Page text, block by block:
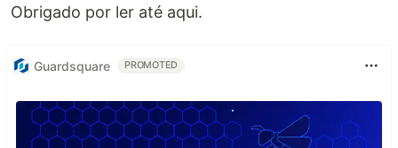
Obrigado por ler até aqui.
Guardsquare PROMOTED